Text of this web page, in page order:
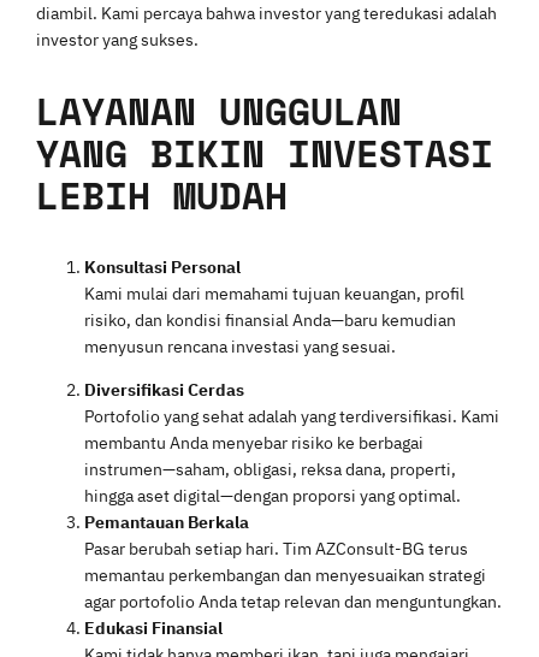
diambil. Kami percaya bahwa investor yang teredukasi adalah
investor yang sukses.
LAYANAN UNGGULAN
YANG BIKIN INVESTASI
LEBIH MUDAH
Konsultasi Personal
Kami mulai dari memahami tujuan keuangan, profil
risiko, dan kondisi finansial Anda—baru kemudian
menyusun rencana investasi yang sesuai.
Diversifikasi Cerdas
Portofolio yang sehat adalah yang terdiversifikasi. Kami
membantu Anda menyebar risiko ke berbagai
instrumen—saham, obligasi, reksa dana, properti,
hingga aset digital—dengan proporsi yang optimal.
Pemantauan Berkala
Pasar berubah setiap hari. Tim AZConsult-BG terus
memantau perkembangan dan menyesuaikan strategi
agar portofolio Anda tetap relevan dan menguntungkan.
Edukasi Finansial